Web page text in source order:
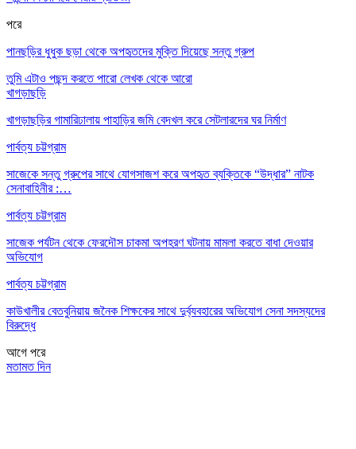
পরে
পানছড়ির ধুধুক ছড়া থেকে অপহৃতদের মুক্তি দিয়েছে সন্তু গ্রুপ
তুমি এটাও পছন্দ করতে পারো লেখক থেকে আরো
খাগড়াছড়ি
খাগড়াছড়ির গামারিঢালায় পাহাড়ির জমি বেদখল করে সেটলারদের ঘর নির্মাণ
পার্বত্য চট্টগ্রাম
সাজেকে সন্তু গ্রুপের সাথে যোগসাজশ করে অপহৃত ব্যক্তিকে “উদ্ধার” নাটক
সেনাবাহিনীর :…
পার্বত্য চট্টগ্রাম
সাজেক পর্যটন থেকে ফেরদৌস চাকমা অপহরণ ঘটনায় মামলা করতে বাধা দেওয়ার
অভিযোগ
পার্বত্য চট্টগ্রাম
কাউখালীর বেতবুনিয়ায় জনৈক শিক্ষকের সাথে দুর্ব্যবহারের অভিযোগ সেনা সদস্যদের
বিরুদ্ধে
আগে পরে
মতামত দিন